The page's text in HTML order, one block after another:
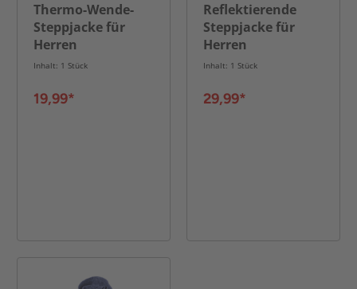
Thermo-Wende-
Steppjacke für
Herren
Inhalt: 1 Stück
19,99*
Reflektierende
Steppjacke für
Herren
Inhalt: 1 Stück
29,99*